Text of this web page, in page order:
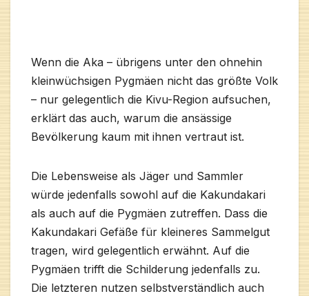
Wenn die Aka – übrigens unter den ohnehin
kleinwüchsigen Pygmäen nicht das größte Volk
– nur gelegentlich die Kivu-Region aufsuchen,
erklärt das auch, warum die ansässige
Bevölkerung kaum mit ihnen vertraut ist.
Die Lebensweise als Jäger und Sammler
würde jedenfalls sowohl auf die Kakundakari
als auch auf die Pygmäen zutreffen. Dass die
Kakundakari Gefäße für kleineres Sammelgut
tragen, wird gelegentlich erwähnt. Auf die
Pygmäen trifft die Schilderung jedenfalls zu.
Die letzteren nutzen selbstverständlich auch